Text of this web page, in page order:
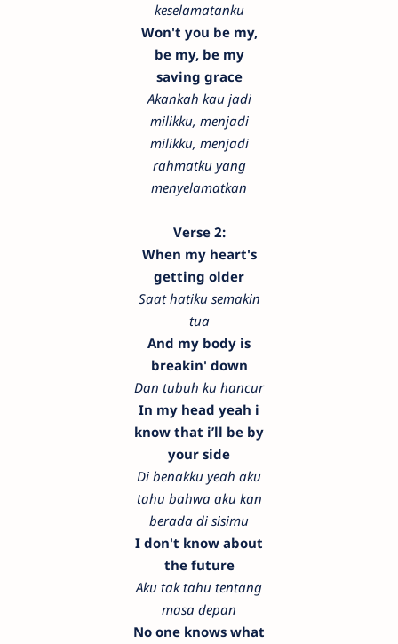
keselamatanku
Won't you be my,
be my, be my
saving grace
Akankah kau jadi
milikku, menjadi
milikku, menjadi
rahmatku yang
menyelamatkan
Verse 2:
When my heart's
getting older
Saat hatiku semakin
tua
And my body is
breakin' down
Dan tubuh ku hancur
In my head yeah i
know that i’ll be by
your side
Di benakku yeah aku
tahu bahwa aku kan
berada di sisimu
I don't know about
the future
Aku tak tahu tentang
masa depan
No one knows what